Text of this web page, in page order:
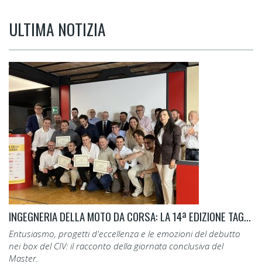
ULTIMA NOTIZIA
INGEGNERIA DELLA MOTO DA CORSA: LA 14ª EDIZIONE TAGLIA IL TRAGUARDO.
Entusiasmo, progetti d'eccellenza e le emozioni del debutto
nei box del CIV: il racconto della giornata conclusiva del
Master.